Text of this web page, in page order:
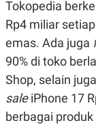
Tokopedia
Rp4 miliar
emas. Ada juga
90% di toko
Shop, selain
saleiPhone 17
berbagai